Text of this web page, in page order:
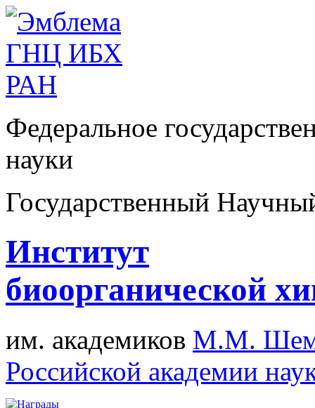
Федеральное
науки
Государственный
Институт
биоорганической
им. академиков М.М.
Российской академии